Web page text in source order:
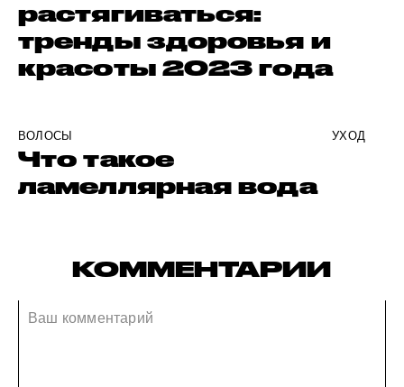
растягиваться:
тренды здоровья и
красоты 2023 года
ВОЛОСЫ УХОД
Что такое
ламеллярная вода
КОММЕНТАРИИ